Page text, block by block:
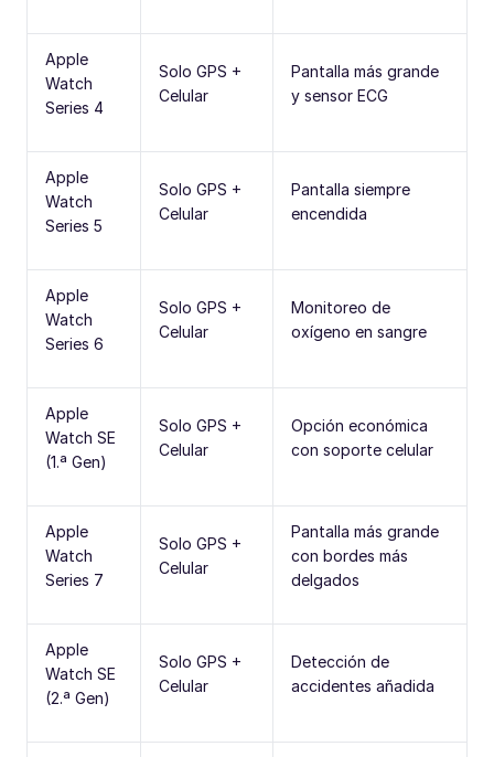
Apple
Watch
Series 4
Solo GPS +
Celular
Pantalla más grande
y sensor ECG
Apple
Watch
Series 5
Solo GPS +
Celular
Pantalla siempre
encendida
Apple
Watch
Series 6
Solo GPS +
Celular
Monitoreo de
oxígeno en sangre
Apple
Watch SE
(1.ª Gen)
Solo GPS +
Celular
Opción económica
con soporte celular
Apple
Watch
Series 7
Solo GPS +
Celular
Pantalla más grande
con bordes más
delgados
Apple
Watch SE
(2.ª Gen)
Solo GPS +
Celular
Detección de
accidentes añadida